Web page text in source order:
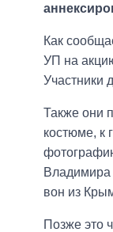
Как
УП на
Участники
Также они
костюме, к
Владимира
вон из
Позже это